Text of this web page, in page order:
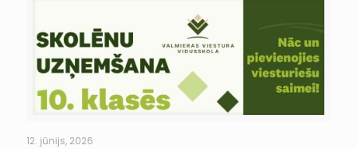
12. jūnijs, 2026